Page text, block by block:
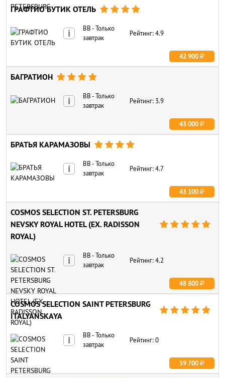
ГРАФТИО БУТИК ОТЕЛЬ    
Рейтинг: 4.9
BB - Только
завтрак
i
42 900
БАГРАТИОН    
Рейтинг: 3.9
BB - Только
завтрак
i
43 000
БРАТЬЯ КАРАМАЗОВЫ    
Рейтинг: 4.7
BB - Только
завтрак
i
43 100
COSMOS SELECTION ST. PETERSBURG
NEVSKY ROYAL HOTEL (EX. RADISSON
ROYAL)
    
Рейтинг: 4.2
BB - Только
завтрак
i
48 800
COSMOS SELECTION SAINT PETERSBURG
ITALYANSKAYA
    
Рейтинг: 0
BB - Только
завтрак
i
59 700